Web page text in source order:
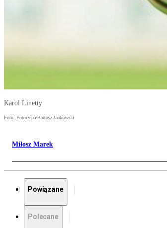
Karol Linetty
Foto: Fotorzepa/Bartosz Jankowski
Miłosz Marek
Powiązane
Polecane